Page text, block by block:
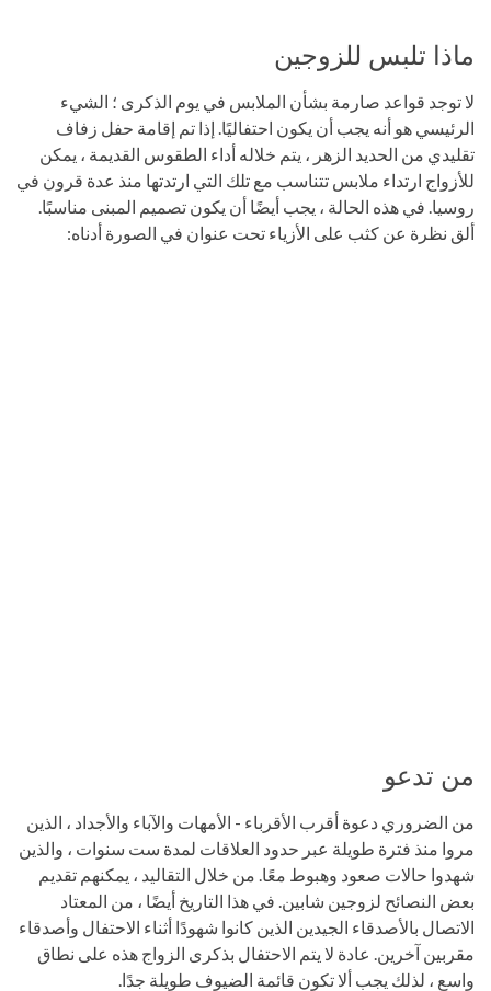
ماذا تلبس للزوجين
لا توجد قواعد صارمة بشأن الملابس في يوم الذكرى ؛ الشيء
الرئيسي هو أنه يجب أن يكون احتفاليًا. إذا تم إقامة حفل زفاف
تقليدي من الحديد الزهر ، يتم خلاله أداء الطقوس القديمة ، يمكن
للأزواج ارتداء ملابس تتناسب مع تلك التي ارتدتها منذ عدة قرون في
روسيا. في هذه الحالة ، يجب أيضًا أن يكون تصميم المبنى مناسبًا.
ألق نظرة عن كثب على الأزياء تحت عنوان في الصورة أدناه:
من تدعو
من الضروري دعوة أقرب الأقرباء - الأمهات والآباء والأجداد ، الذين
مروا منذ فترة طويلة عبر حدود العلاقات لمدة ست سنوات ، والذين
شهدوا حالات صعود وهبوط معًا. من خلال التقاليد ، يمكنهم تقديم
بعض النصائح لزوجين شابين. في هذا التاريخ أيضًا ، من المعتاد
الاتصال بالأصدقاء الجيدين الذين كانوا شهودًا أثناء الاحتفال وأصدقاء
مقربين آخرين. عادة لا يتم الاحتفال بذكرى الزواج هذه على نطاق
واسع ، لذلك يجب ألا تكون قائمة الضيوف طويلة جدًا.